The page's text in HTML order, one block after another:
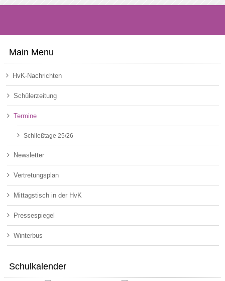
Main Menu
HvK-Nachrichten
Schülerzeitung
Termine
Schließtage 25/26
Newsletter
Vertretungsplan
Mittagstisch in der HvK
Pressespiegel
Winterbus
Schulkalender